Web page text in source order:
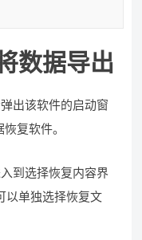
数据导出
出该软件的启动窗
复软件。
到选择恢复内容界
以单独选择恢复文